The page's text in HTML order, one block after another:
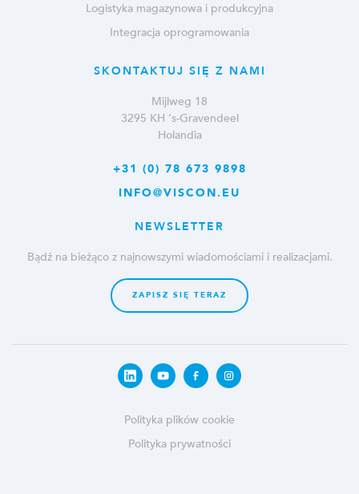
Logistyka magazynowa i produkcyjna
Integracja oprogramowania
SKONTAKTUJ SIĘ Z NAMI
Mijlweg 18
3295 KH ‘s-Gravendeel
Holandia
+31 (0) 78 673 9898
INFO@VISCON.EU
NEWSLETTER
Bądź na bieżąco z najnowszymi wiadomościami i realizacjami.
ZAPISZ SIĘ TERAZ
Polityka plików cookie
Polityka prywatności